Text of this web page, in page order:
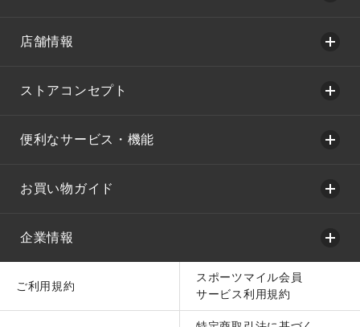
店舗情報
ストアコンセプト
便利なサービス・機能
お買い物ガイド
企業情報
ご利用規約
スポーツマイル会員
サービス利用規約